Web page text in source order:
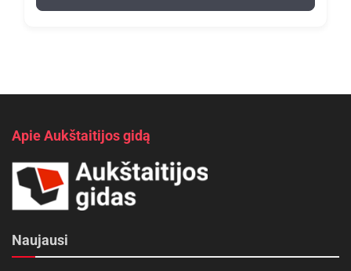
Apie Aukštaitijos gidą
Naujausi